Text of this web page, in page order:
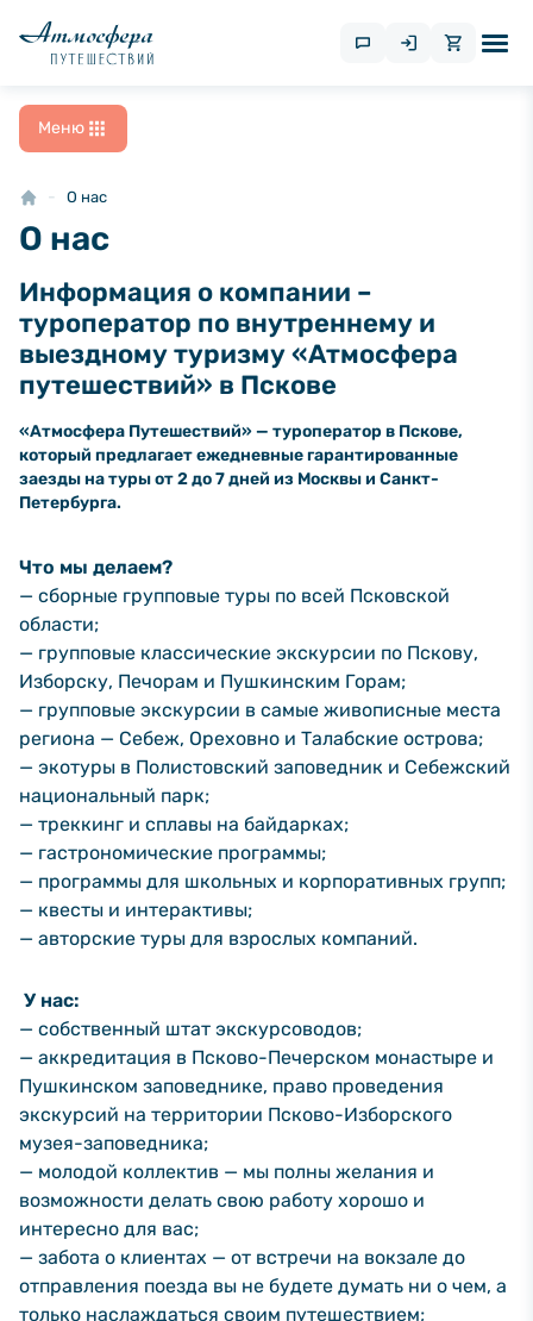
Меню
О нас
О нас
Информация о компании –
туроператор по внутреннему и
выездному туризму «Атмосфера
путешествий» в Пскове
«Атмосфера Путешествий» — туроператор в Пскове,
который предлагает ежедневные гарантированные
заезды на туры от 2 до 7 дней из Москвы и Санкт-
Петербурга.
Что мы делаем?
— сборные групповые туры по всей Псковской
области;
— групповые классические экскурсии по Пскову,
Изборску, Печорам и Пушкинским Горам;
— групповые экскурсии в самые живописные места
региона — Себеж, Ореховно и Талабские острова;
— экотуры в Полистовский заповедник и Себежский
национальный парк;
— треккинг и сплавы на байдарках;
— гастрономические программы;
— программы для школьных и корпоративных групп;
— квесты и интерактивы;
— авторские туры для взрослых компаний.
У нас:
— cобственный штат экскурсоводов;
— аккредитация в Псково-Печерском монастыре и
Пушкинском заповеднике, право проведения
экскурсий на территории Псково-Изборского
музея-заповедника;
— молодой коллектив — мы полны желания и
возможности делать свою работу хорошо и
интересно для вас;
— забота о клиентах — от встречи на вокзале до
отправления поезда вы не будете думать ни о чем, а
только наслаждаться своим путешествием;